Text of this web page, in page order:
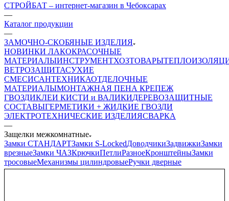
СТРОЙБАТ – интернет-магазин в Чебоксарах
—
Каталог продукции
—
ЗАМОЧНО-СКОБЯНЫЕ ИЗДЕЛИЯ
НОВИНКИ ЛАКОКРАСОЧНЫЕ
МАТЕРИАЛЫИНСТРУМЕНТХОЗТОВАРЫ
ВЕТРОЗАЩИТАСУХИЕ
СМЕСИСАНТЕХНИКАОТДЕЛОЧНЫЕ
МАТЕРИАЛЫМОНТАЖНАЯ ПЕНА КРЕПЕЖ
ГВОЗДИКЛЕИ КИСТИ и ВАЛИКИДЕРЕВОЗАЩИТНЫЕ
СОСТАВЫГЕРМЕТИКИ + ЖИДКИЕ ГВОЗДИ
ЭЛЕКТРОТЕХНИЧЕСКИЕ ИЗДЕЛИЯСВАРКА
—
Защелки межкомнатные
Замки СТАНДАРТЗамки S-LockedДоводчикиЗадвижкиЗамки
врезныеЗамки ЧАЗКрючкиПетлиРазноеКронштейныЗамки
тросовыеМеханизмы цилиндровыеРучки дверные